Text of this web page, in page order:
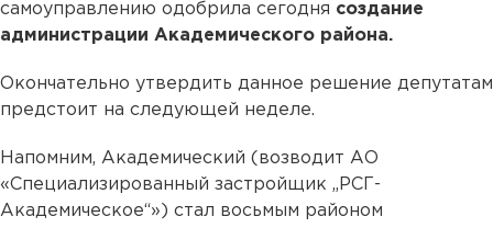
самоуправлению одобрила сегодня создание
администрации Академического района.
Окончательно утвердить данное решение депутатам
предстоит на следующей неделе.
Напомним, Академический (возводит АО
«Специализированный застройщик „РСГ-
Академическое“») стал восьмым районом